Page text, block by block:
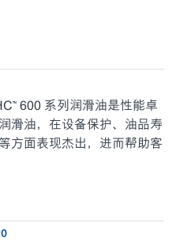
600 系列润滑油是性能卓
滑油，在设备保护、油品寿
方面表现杰出，进而帮助客